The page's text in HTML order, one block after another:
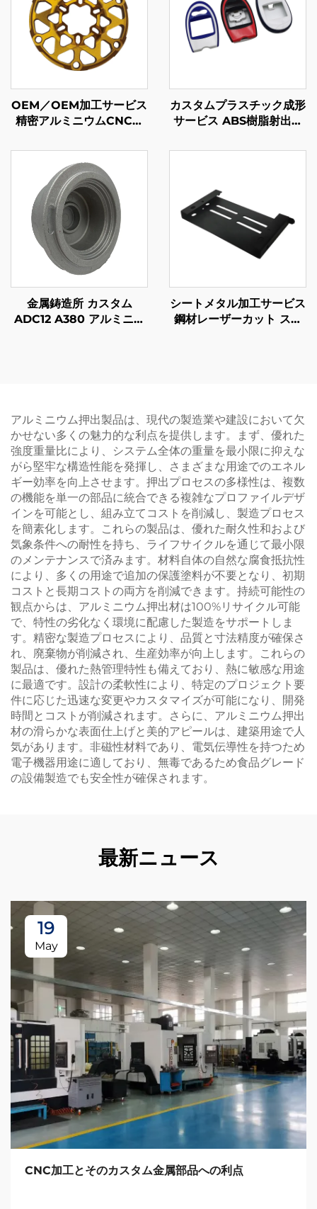
OEM／OEM加工サービス
精密アルミニウムCNCミ
ズ仕上げ
カスタムプラスチック成形
サービス ABS樹脂射出成
ジャー
金属鋳造所 カスタム
ADC12 A380 アルミニウ
シートメタル加工サービス
鋼材レーザーカット スタ
アルミニウム押出製品は、現代の製造業や建設において欠
かせない多くの魅力的な利点を提供します。まず、優れた
強度重量比により、システム全体の重量を最小限に抑えな
がら堅牢な構造性能を発揮し、さまざまな用途でのエネル
ギー効率を向上させます。押出プロセスの多様性は、複数
の機能を単一の部品に統合できる複雑なプロファイルデザ
インを可能とし、組み立てコストを削減し、製造プロセス
を簡素化します。これらの製品は、優れた耐久性和および
気象条件への耐性を持ち、ライフサイクルを通じて最小限
のメンテナンスで済みます。材料自体の自然な腐食抵抗性
により、多くの用途で追加の保護塗料が不要となり、初期
コストと長期コストの両方を削減できます。持続可能性の
観点からは、アルミニウム押出材は100%リサイクル可能
で、特性の劣化なく環境に配慮した製造をサポートしま
す。精密な製造プロセスにより、品質と寸法精度が確保さ
れ、廃棄物が削減され、生産効率が向上します。これらの
製品は、優れた熱管理特性も備えており、熱に敏感な用途
に最適です。設計の柔軟性により、特定のプロジェクト要
件に応じた迅速な変更やカスタマイズが可能になり、開発
時間とコストが削減されます。さらに、アルミニウム押出
材の滑らかな表面仕上げと美的アピールは、建築用途で人
気があります。非磁性材料であり、電気伝導性を持つため
電子機器用途に適しており、無毒であるため食品グレード
の設備製造でも安全性が確保されます。
最新ニュース
19
May
CNC加工とそのカスタム金属部品への利点